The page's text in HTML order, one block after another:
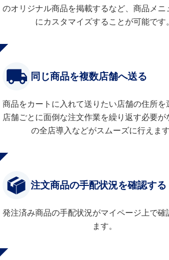
のオリジナル商品を掲載するなど、商品メニ
にカスタマイズすることが可能です
同じ商品を複数店舗へ送る
商品をカートに入れて送りたい店舗の住所を
店舗ごとに面倒な注文作業を繰り返す必要が
の全店導入などがスムーズに行えます
注文商品の手配状況を確認する
発注済み商品の手配状況がマイページ上で確
ます。